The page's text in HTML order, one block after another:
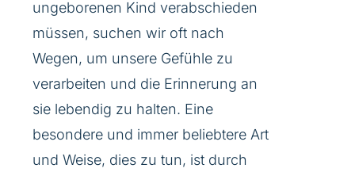
ungeborenen Kind verabschieden
müssen, suchen wir oft nach
Wegen, um unsere Gefühle zu
verarbeiten und die Erinnerung an
sie lebendig zu halten. Eine
besondere und immer beliebtere Art
und Weise, dies zu tun, ist durch